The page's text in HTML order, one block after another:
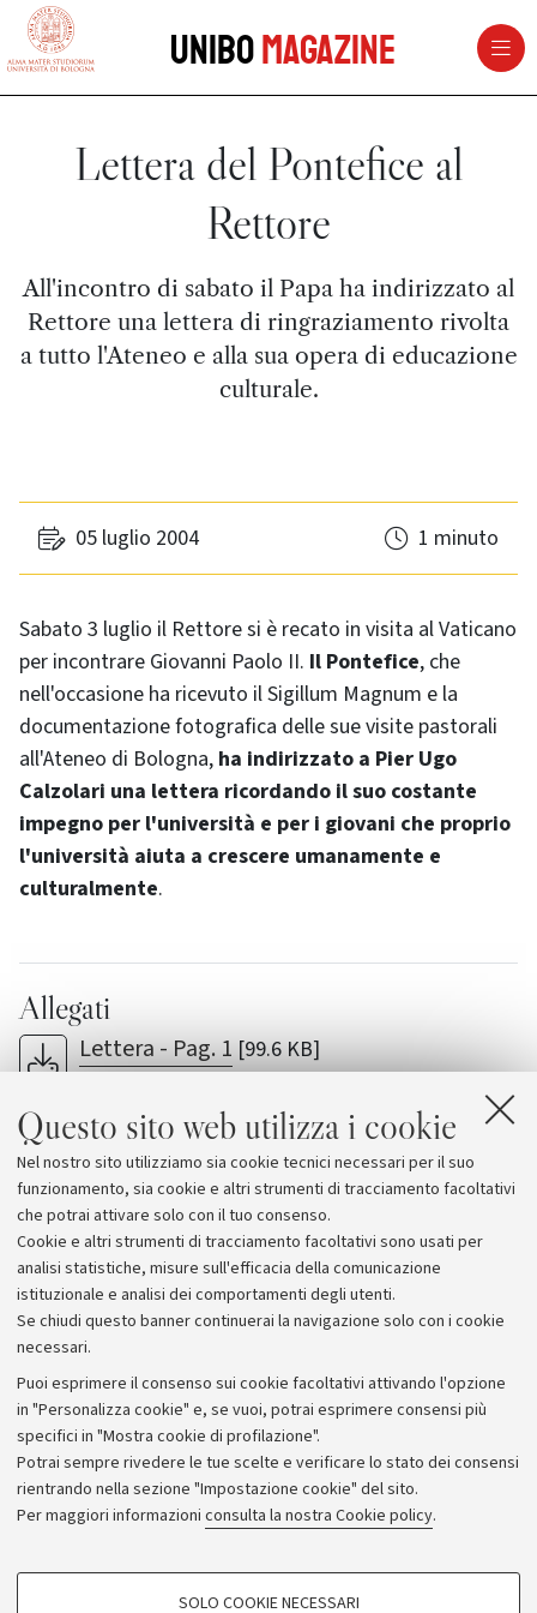
Questo sito web utilizza i cookie
Nel nostro sito utilizziamo sia cookie tecnici necessari per il suo
funzionamento, sia cookie e altri strumenti di tracciamento facoltativi
che potrai attivare solo con il tuo consenso.
Cookie e altri strumenti di tracciamento facoltativi sono usati per
analisi statistiche, misure sull'efficacia della comunicazione
istituzionale e analisi dei comportamenti degli utenti.
Se chiudi questo banner continuerai la navigazione solo con i cookie
necessari.
Puoi esprimere il consenso sui cookie facoltativi attivando l'opzione
in "Personalizza cookie" e, se vuoi, potrai esprimere consensi più
specifici in "Mostra cookie di profilazione".
Potrai sempre rivedere le tue scelte e verificare lo stato dei consensi
rientrando nella sezione "Impostazione cookie" del sito.
Per maggiori informazioni consulta la nostra Cookie policy.
COOKIE DI PROFILAZIONE - FACOLTATIVI
SOLO COOKIE NECESSARI
vai al contenuto della pagina
UniboMagazine
Lettera del Pontefice al
Rettore
All'incontro di sabato il Papa ha indirizzato al
Rettore una lettera di ringraziamento rivolta
a tutto l'Ateneo e alla sua opera di educazione
culturale.
05 luglio 2004 1 minuto
Sabato 3 luglio il Rettore si è recato in visita al Vaticano
per incontrare Giovanni Paolo II. Il Pontefice, che
nell'occasione ha ricevuto il Sigillum Magnum e la
documentazione fotografica delle sue visite pastorali
all'Ateneo di Bologna, ha indirizzato a Pier Ugo
Calzolari una lettera ricordando il suo costante
impegno per l'università e per i giovani che proprio
l'università aiuta a crescere umanamente e
culturalmente.
Allegati
Lettera - Pag. 1 [99.6 KB]
Lettera - Pag. 3 [88.5 KB]
L'incontro tra il Papa e il Rettore
Archivio
Comunicati stampa
Redazione
Rassegna stampa